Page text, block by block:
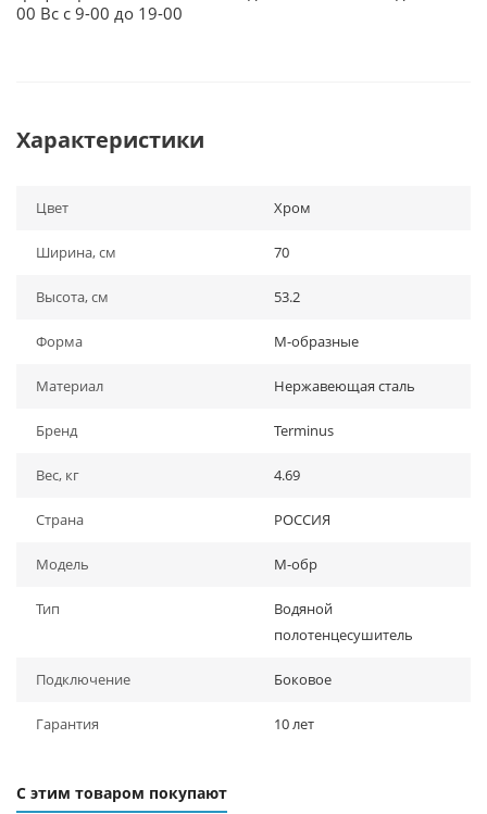
00 Вс с 9-00 до 19-00
Характеристики
Цвет Хром
Ширина, см 70
Высота, см 53.2
Форма М-образные
Материал Нержавеющая сталь
Бренд Terminus
Вес, кг 4.69
Страна РОССИЯ
Модель М-обр
Тип
Водяной
полотенцесушитель
Подключение Боковое
Гарантия 10 лет
С этим товаром покупают